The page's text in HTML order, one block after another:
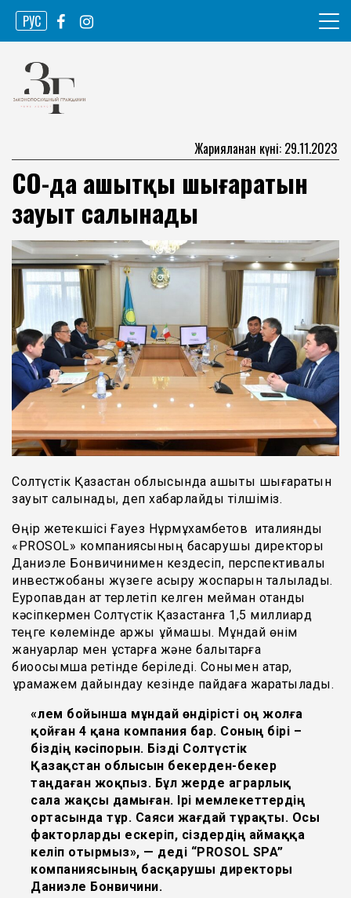
Skip
content
РУС
Законопослушный гражданин
Жарияланған күні: 29.11.2023
СҚО-да ашытқы шығаратын
зауыт салынады
Солтүстік Қазақстан облысында ашытқы шығаратын
зауыт салынады, деп хабарлайды тілшіміз.
Өңір жетекшісі Ғауез Нұрмұхамбетов италияндық
«PROSOL» компаниясының басқарушы директоры
Даниэле Бонвичинимен кездесіп, перспективалы
инвестжобаны жүзеге асыру жоспарын талқылады.
Еуропавдан ат терлетіп келген мейман отандық
кәсіпкермен Солтүстік Қазақстанға 1,5 миллиард
теңге көлемінде қаржы құймақшы. Мұндай өнім
жануарлар мен құстарға және балықтарға
биоқосымша ретінде беріледі. Сонымен қатар,
құрамажем дайындау кезінде пайдаға жаратылады.
«Әлем бойынша мұндай өндірісті оң жолға
қойған 4 қана компания бар. Соның бірі –
біздің кәсіпорын. Бізді Солтүстік
Қазақстан облысын бекерден-бекер
таңдаған жоқпыз. Бұл жерде аграрлық
сала жақсы дамыған. Ірі мемлекеттердің
ортасында тұр. Саяси жағдай тұрақты. Осы
факторларды ескеріп, сіздердің аймаққа
келіп отырмыз», — деді “PROSOL SPA”
компаниясының басқарушы директоры
Даниэле Бонвичини.